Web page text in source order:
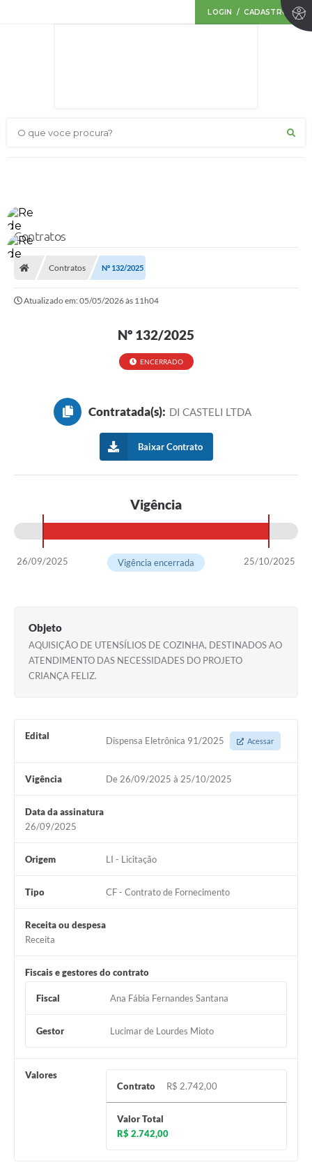
LOGIN / CADASTRO
O que voce procura?
Contratos
Contratos Nº 132/2025
Atualizado em: 05/05/2026 às 11h04
Nº 132/2025
ENCERRADO
Contratada(s): DI CASTELI LTDA
Baixar Contrato
Vigência
26/09/2025 25/10/2025
Vigência encerrada
Objeto
AQUISIÇÃO DE UTENSÍLIOS DE COZINHA, DESTINADOS AO
ATENDIMENTO DAS NECESSIDADES DO PROJETO
CRIANÇA FELIZ.
Edital Dispensa Eletrônica 91/2025 Acessar
Vigência De 26/09/2025 à 25/10/2025
Data da assinatura
26/09/2025
Origem LI - Licitação
Tipo CF - Contrato de Fornecimento
Receita ou despesa
Receita
Fiscais e gestores do contrato
Fiscal Ana Fábia Fernandes Santana
Gestor Lucimar de Lourdes Mioto
Valores
Contrato
R$ 2.742,00
Valor Total
R$ 2.742,00